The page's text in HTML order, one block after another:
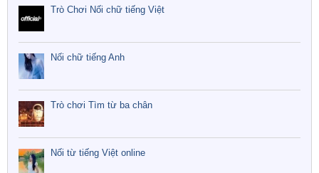
Trò Chơi Nối chữ tiếng Việt
Nối chữ tiếng Anh
Trò chơi Tìm từ ba chân
Nối từ tiếng Việt online